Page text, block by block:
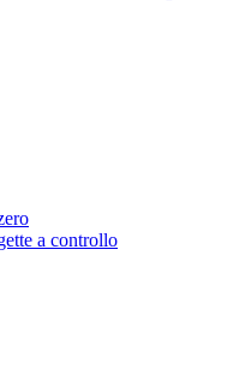
a controllo